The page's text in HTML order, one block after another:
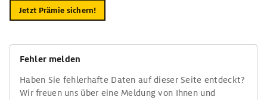
Jetzt Prämie sichern!
Fehler melden
Haben Sie fehlerhafte Daten auf dieser Seite entdeckt?
Wir freuen uns über eine Meldung von Ihnen und